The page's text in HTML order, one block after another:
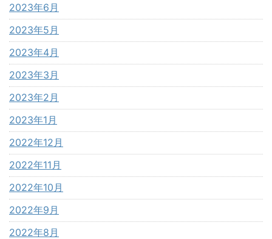
2023年6月
2023年5月
2023年4月
2023年3月
2023年2月
2023年1月
2022年12月
2022年11月
2022年10月
2022年9月
2022年8月